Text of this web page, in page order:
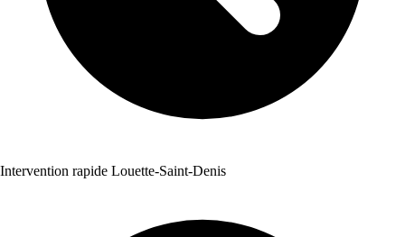
Intervention rapide Louette-Saint-Denis